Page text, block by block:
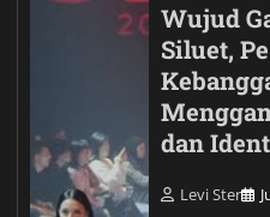
Wujud
Siluet,
dan
Levi Ster